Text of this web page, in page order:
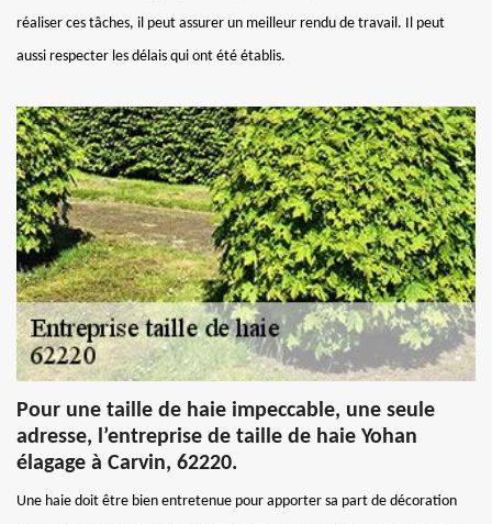
réaliser ces tâches, il peut assurer un meilleur rendu de travail. Il peut
aussi respecter les délais qui ont été établis.
Pour une taille de haie impeccable, une seule
adresse, l’entreprise de taille de haie Yohan
élagage à Carvin, 62220.
Une haie doit être bien entretenue pour apporter sa part de décoration